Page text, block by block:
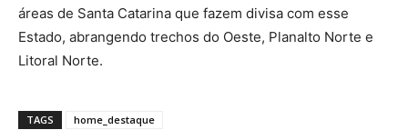
áreas de Santa Catarina que fazem divisa com esse
Estado, abrangendo trechos do Oeste, Planalto Norte e
Litoral Norte.
TAGS home_destaque